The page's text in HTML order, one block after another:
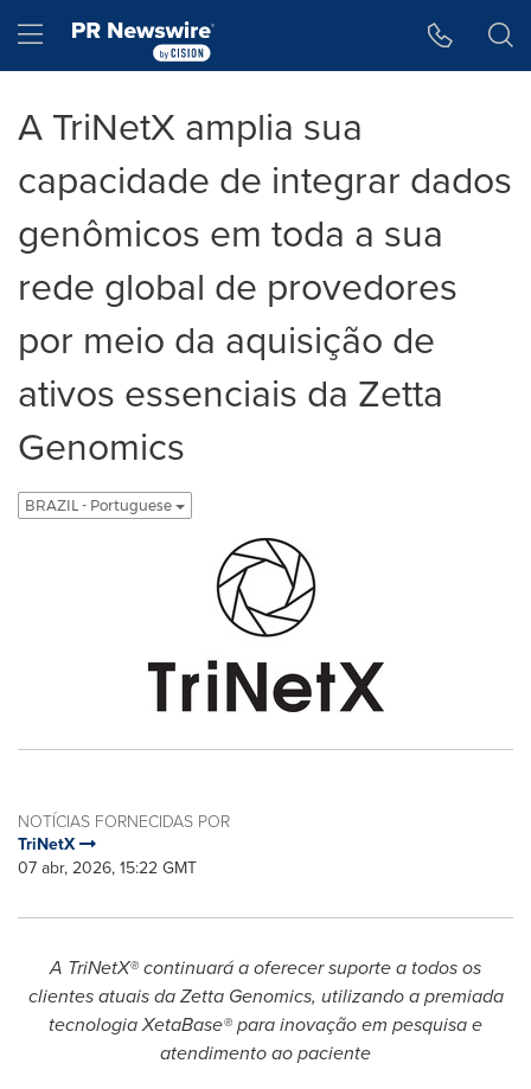
Hamburger menu
A TriNetX amplia sua
capacidade de integrar dados
genômicos em toda a sua
rede global de provedores
por meio da aquisição de
ativos essenciais da Zetta
Genomics
BRAZIL - Portuguese
NOTÍCIAS FORNECIDAS POR
TriNetX
07 abr, 2026, 15:22 GMT
A TriNetX® continuará a oferecer suporte a todos os
clientes atuais da Zetta Genomics, utilizando a premiada
tecnologia XetaBase® para inovação em pesquisa e
atendimento ao paciente